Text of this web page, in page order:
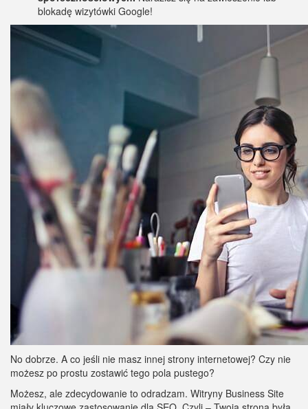
blokadę wizytówki Google!
No dobrze. A co jeśli nie masz innej strony internetowej? Czy nie
możesz po prostu zostawić tego pola pustego?
Możesz, ale zdecydowanie to odradzam. Witryny Business Site